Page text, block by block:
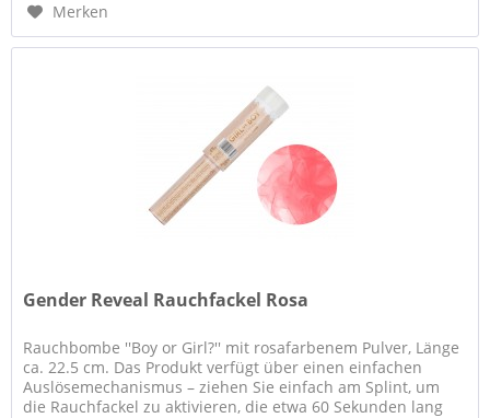
Merken
Gender Reveal Rauchfackel Rosa
Rauchbombe ''Boy or Girl?'' mit rosafarbenem Pulver, Länge
ca. 22.5 cm. Das Produkt verfügt über einen einfachen
Auslösemechanismus – ziehen Sie einfach am Splint, um
die Rauchfackel zu aktivieren, die etwa 60 Sekunden lang